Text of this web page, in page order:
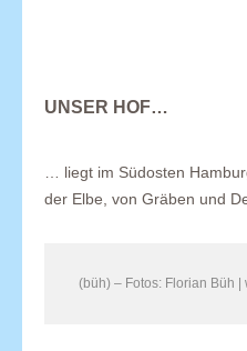
UNSER HOF…
… liegt im Südosten
der Elbe, von Gräben und
(büh) – Fotos: Florian Büh |